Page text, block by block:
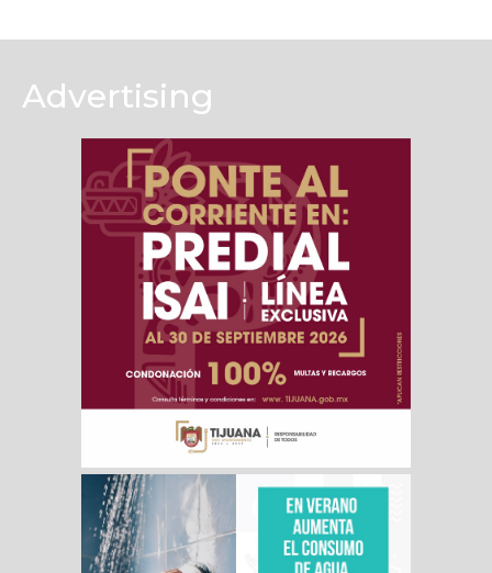
Advertising